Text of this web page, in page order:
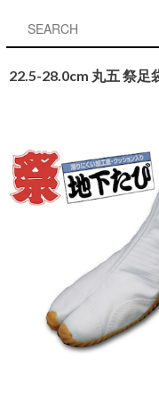
22.5-28.0cm 丸五 祭